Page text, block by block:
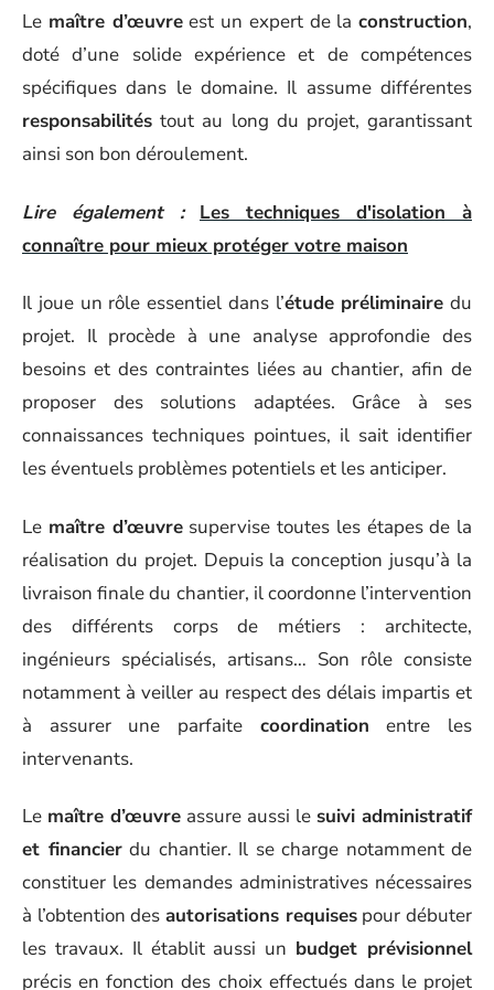
Le maître d’œuvreest un expert de la construction,
doté d’une solide expérience et de compétences
spécifiques dans le domaine. Il assume différentes
responsabilités tout au long du projet, garantissant
ainsi son bon déroulement.
Lire également :
Les techniques d'isolation à
connaître pour mieux protéger votre maison
Il joue un rôle essentiel dans l’étude préliminaire du
projet. Il procède à une analyse approfondie des
besoins et des contraintes liées au chantier, afin de
proposer des solutions adaptées. Grâce à ses
connaissances techniques pointues, il sait identifier
les éventuels problèmes potentiels et les anticiper.
Le maître d’œuvresupervise toutes les étapes de la
réalisation du projet. Depuis la conception jusqu’à la
livraison finale du chantier, il coordonne l’intervention
des différents corps de métiers : architecte,
ingénieurs spécialisés, artisans… Son rôle consiste
notamment à veiller au respect des délais impartis et
à assurer une parfaite coordination entre les
intervenants.
Le maître d’œuvre assure aussi le suivi administratif
et financierdu chantier. Il se charge notamment de
constituer les demandes administratives nécessaires
à l’obtention des autorisations requisespour débuter
les travaux. Il établit aussi un budget prévisionnel
précis en fonction des choix effectués dans le projet